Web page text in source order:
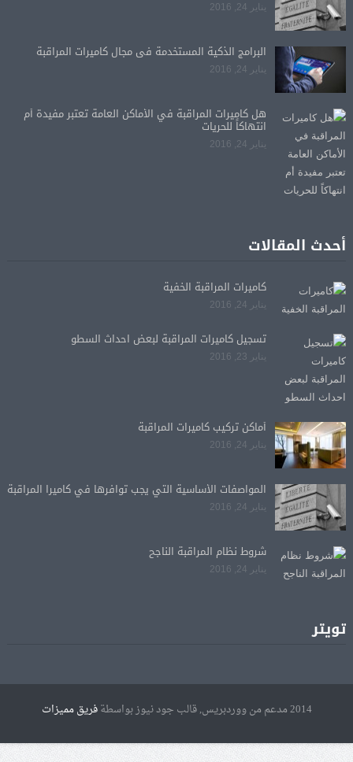
يناير 24, 2016
البرامج الذكية المستخدمة فى مجال كاميرات المراقبة
يناير 24, 2016
هل كاميرات المراقبة في الأماكن العامة تعتبر مفيدة أم
انتهاكاً للحريات
يناير 24, 2016
أحدث المقالات
كاميرات المراقبة الخفية
يناير 24, 2016
تسجيل كاميرات المراقبة لبعض احداث السطو
يناير 23, 2016
أماكن تركيب كاميرات المراقبة
يناير 24, 2016
المواصفات الأساسية التي يجب توافرها في كاميرا المراقبة
يناير 24, 2016
شروط نظام المراقبة الناجح
يناير 24, 2016
تويتر
2014 مدعم من ووردبريس, قالب جود نيوز بواسطة فريق مميزات